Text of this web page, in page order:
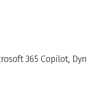
365 Copilot,